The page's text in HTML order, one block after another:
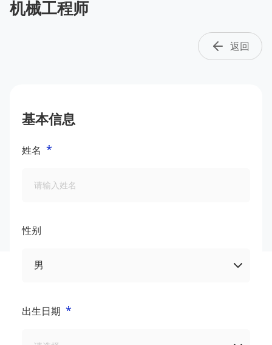
机械工程师
返回
基本信息
姓名 *
性别
出生日期 *